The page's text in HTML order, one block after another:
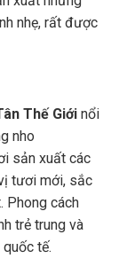
nhẹ, rất được
Thế Giới nổi
nho
sản xuất các
tươi mới, sắc
Phong cách
trẻ trung và
tế.